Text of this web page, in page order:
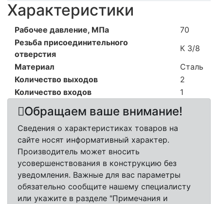
Характеристики
Рабочее давление, МПа
70
Резьба присоединительного
отверстия
К 3/8
Материал
Сталь
Количество выходов
2
Количество входов
1
Обращаем ваше внимание!
Сведения о характеристиках товаров на
сайте носят информативный характер.
Производитель может вносить
усовершенствования в конструкцию без
уведомления. Важные для вас параметры
обязательно сообщите нашему специалисту
или укажите в разделе "Примечания и